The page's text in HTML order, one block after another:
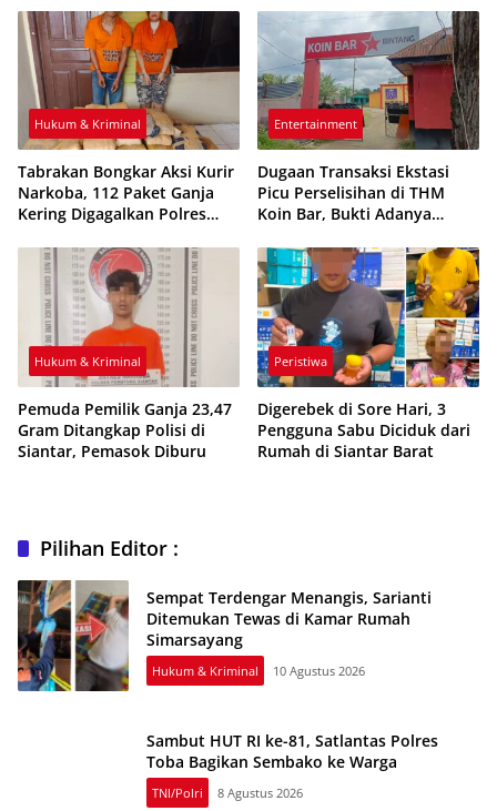
Hukum & Kriminal
Tabrakan Bongkar Aksi Kurir
Narkoba, 112 Paket Ganja
Kering Digagalkan Polres
Entertainment
Dugaan Transaksi Ekstasi
Picu Perselisihan di THM
Koin Bar, Bukti Adanya
Hukum & Kriminal
Pemuda Pemilik Ganja 23,47
Gram Ditangkap Polisi di
Siantar, Pemasok Diburu
Peristiwa
Digerebek di Sore Hari, 3
Pengguna Sabu Diciduk dari
Rumah di Siantar Barat
Pilihan Editor :
Sempat Terdengar Menangis, Sarianti
Ditemukan Tewas di Kamar Rumah
Simarsayang
Hukum & Kriminal 10 Agustus 2026
Sambut HUT RI ke-81, Satlantas Polres
Toba Bagikan Sembako ke Warga
TNI/Polri 8 Agustus 2026